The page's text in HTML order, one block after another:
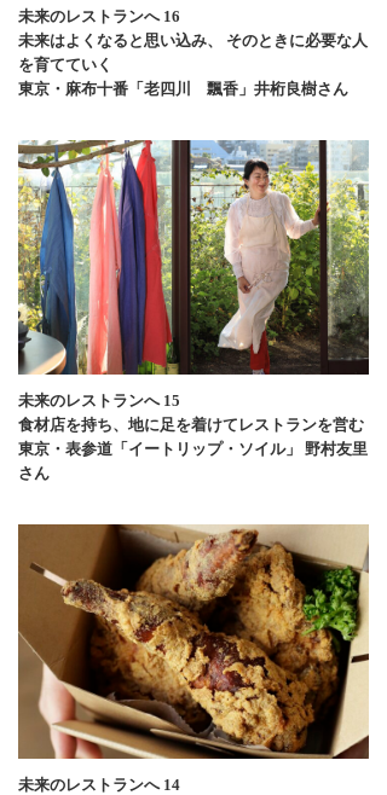
未来のレストランへ 16
未来はよくなると思い込み、 そのときに必要な人
を育てていく
東京・麻布十番「老四川 飄香」井桁良樹さん
未来のレストランへ 15
食材店を持ち、地に足を着けてレストランを営む
東京・表参道「イートリップ・ソイル」 野村友里
さん
未来のレストランへ 14